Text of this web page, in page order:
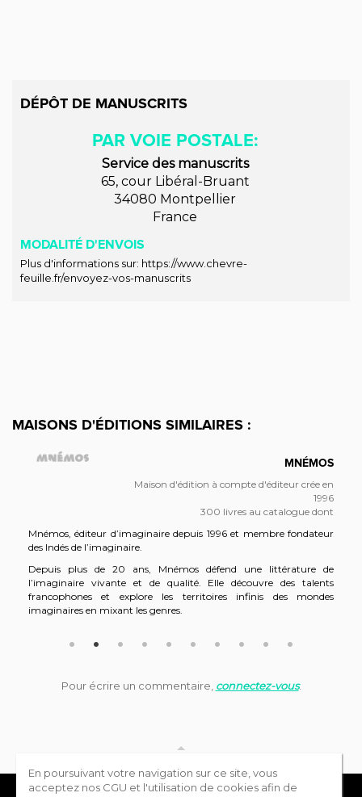
En poursuivant votre navigation sur ce site, vous
acceptez nos CGU et l'utilisation de cookies afin de
DÉPÔT DE MANUSCRITS
PAR VOIE POSTALE:
Service des manuscrits
65, cour Libéral-Bruant
34080 Montpellier
France
MODALITÉ D'ENVOIS
Plus d'informations sur: https://www.chevre-
feuille.fr/envoyez-vos-manuscrits
MAISONS D'ÉDITIONS SIMILAIRES :
MNÉMOS
Maison d'édition à compte d'éditeur crée en
1996
300 livres au catalogue dont
Mnémos, éditeur d’imaginaire depuis 1996 et membre fondateur
des Indés de l’imaginaire.
Depuis plus de 20 ans, Mnémos défend une littérature de
l’imaginaire vivante et de qualité. Elle découvre des talents
francophones et explore les territoires infinis des mondes
imaginaires en mixant les genres.
collections : le roman grand format, les intégrales de science-
Pour écrire un commentaire, connectez-vous.
Annuaire des éditeurs Blog Contactez-nous